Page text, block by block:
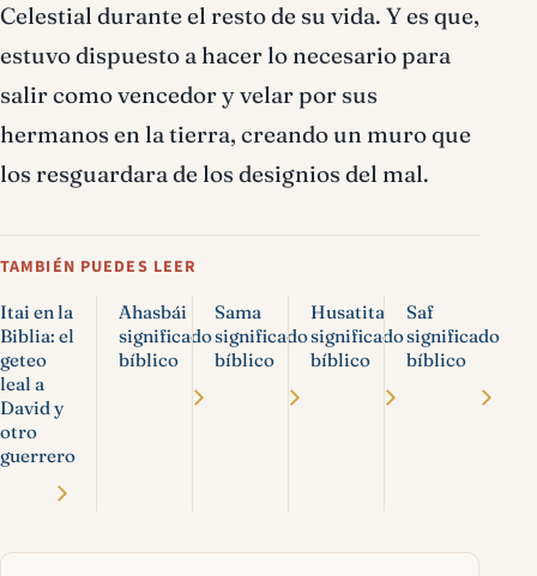
Celestial durante el resto de su vida. Y es que,
estuvo dispuesto a hacer lo necesario para
salir como vencedor y velar por sus
hermanos en la tierra, creando un muro que
los resguardara de los designios del mal.
TAMBIÉN PUEDES LEER
Itai en la
Biblia: el
geteo
leal a
David y
otro
guerrero
Ahasbái
significado
bíblico
Sama
significado
bíblico
Husatita
significado
bíblico
Saf
significado
bíblico